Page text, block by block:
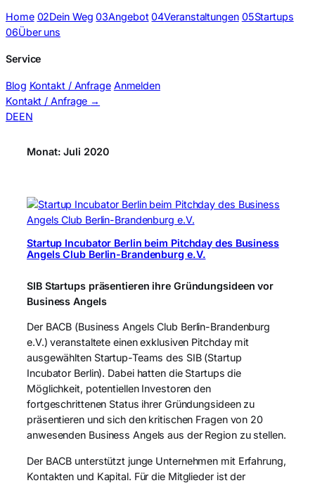
Home 02Dein Weg 03Angebot 04Veranstaltungen 05Startups
06Über uns
Service
Blog Kontakt / Anfrage Anmelden
Kontakt / Anfrage →
DEEN
Monat:Juli 2020
Startup Incubator Berlin beim Pitchday des Business
Angels Club Berlin-Brandenburg e.V.
SIB Startups präsentieren ihre Gründungsideen vor
Business Angels
Der BACB (Business Angels Club Berlin-Brandenburg
e.V.) veranstaltete einen exklusiven Pitchday mit
ausgewählten Startup-Teams des SIB (Startup
Incubator Berlin). Dabei hatten die Startups die
Möglichkeit, potentiellen Investoren den
fortgeschrittenen Status ihrer Gründungsideen zu
präsentieren und sich den kritischen Fragen von 20
anwesenden Business Angels aus der Region zu stellen.
Der BACB unterstützt junge Unternehmen mit Erfahrung,
Kontakten und Kapital. Für die Mitglieder ist der